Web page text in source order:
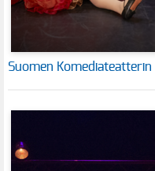
Suomen